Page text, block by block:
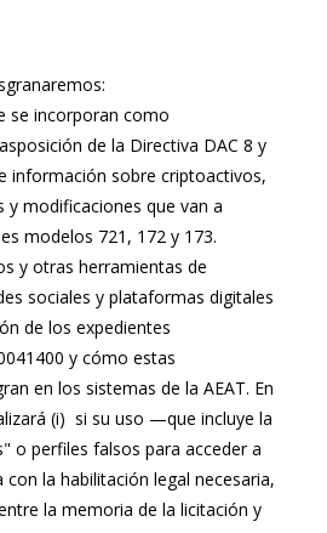
se incorporan como
de la Directiva DAC 8 y
información sobre criptoactivos,
modificaciones que van a
modelos 721, 172 y 173.
y otras herramientas de
sociales y plataformas digitales
de los expedientes
y cómo estas
en los sistemas de la AEAT. En
(i) si su uso —que incluye la
o perfiles falsos para acceder a
la habilitación legal necesaria,
la memoria de la licitación y